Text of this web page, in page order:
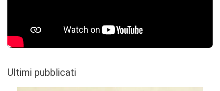
Ultimi pubblicati